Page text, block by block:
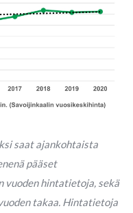
saat ajankohtaista
pääset
vuoden hintatietoja, sekä
takaa. Hintatietoja